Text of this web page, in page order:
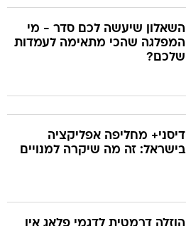
השאלון שיעשה לכם סדר - מי
המפלגה שהכי מתאימה לעמדות
שלכם?
דיסני+ מחליפה אפליקציה
בישראל: זה מה שיקרה למנויים